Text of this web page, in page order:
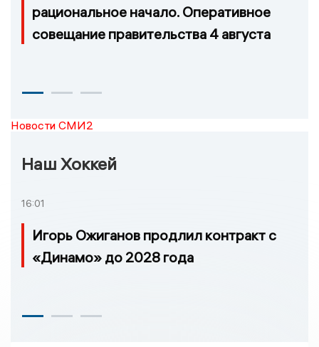
рациональное начало. Оперативное
совещание правительства 4 августа
Новости СМИ2
Наш Хоккей
16:01
Игорь Ожиганов продлил контракт с
«Динамо» до 2028 года